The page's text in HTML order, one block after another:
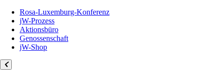
Rosa-Luxemburg-Konferenz
jW-Prozess
Aktionsbüro
Genossenschaft
jW-Shop